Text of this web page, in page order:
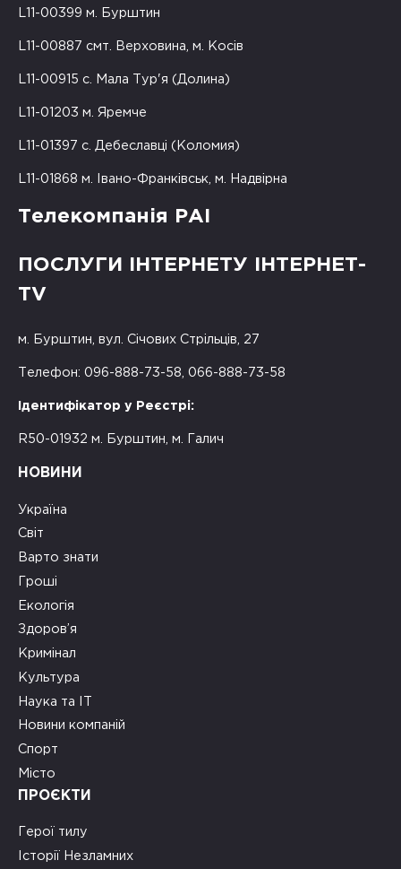
L11-00399 м. Бурштин
L11-00887 смт. Верховина, м. Косів
L11-00915 с. Мала Тур'я (Долина)
L11-01203 м. Яремче
L11-01397 с. Дебеславці (Коломия)
L11-01868 м. Івано-Франківськ, м. Надвірна
Телекомпанія РАІ
ПОСЛУГИ ІНТЕРНЕТУ ІНТЕРНЕТ-
TV
м. Бурштин, вул. Січових Стрільців, 27
Телефон: 096-888-73-58, 066-888-73-58
Ідентифікатор у Реєстрі:
R50-01932 м. Бурштин, м. Галич
НОВИНИ
Україна
Світ
Варто знати
Гроші
Екологія
Здоров’я
Кримінал
Культура
Наука та ІТ
Новини компаній
Спорт
Місто
ПРОЄКТИ
Герої тилу
Історії Незламних